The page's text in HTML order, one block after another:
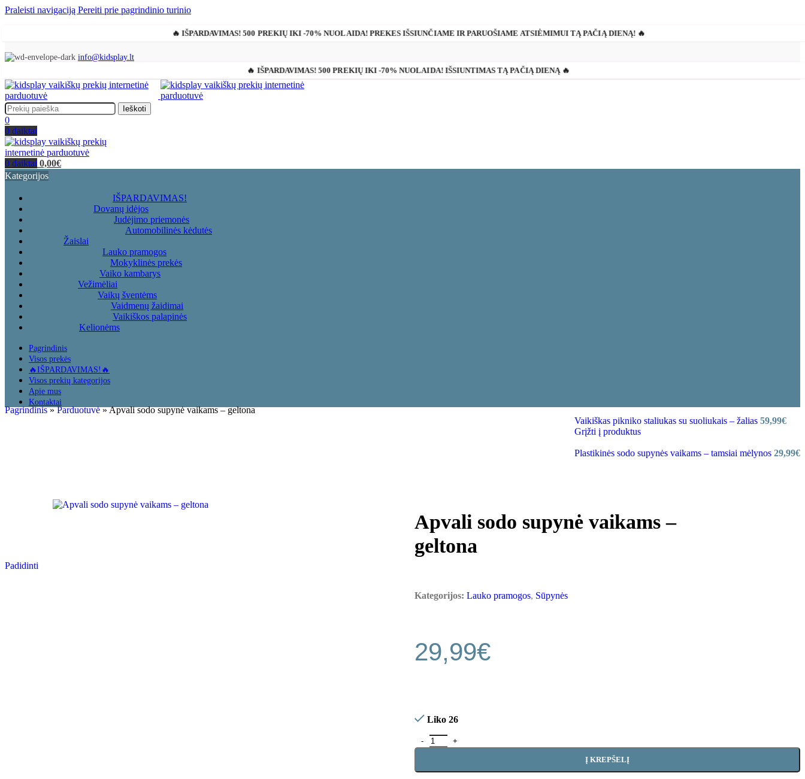
Praleisti navigaciją Pereiti prie pagrindinio turinio
🔥 IŠPARDAVIMAS! 500 PREKIŲ IKI -70% NUOLAIDA! PREKES IŠSIUNČIAME IR PARUOŠIAME ATSIĖMIMUI TĄ PAČIĄ DIENĄ! 🔥
info@kidsplay.lt
🔥 IŠPARDAVIMAS! 500 PREKIŲ IKI -70% NUOLAIDA! IŠSIUNTIMAS TĄ PAČIĄ DIENĄ 🔥
Ieškoti
0
0 daiktai
0 daiktai 0,00€
Kategorijos
IŠPARDAVIMAS!
Dovanų idėjos
Judėjimo priemonės
Automobilinės kėdutės
Žaislai
Lauko pramogos
Mokyklinės prekės
Vaiko kambarys
Vežimėliai
Vaikų šventėms
Vaidmenų žaidimai
Vaikiškos palapinės
Kelionėms
Pagrindinis
Visos prekės
🔥IŠPARDAVIMAS!🔥
Visos prekių kategorijos
Apie mus
Kontaktai
Pagrindinis»Parduotuvė»Apvali sodo supynė vaikams – geltona
Vaikiškas pikniko staliukas su suoliukais – žalias 59,99€
Grįžti į produktus
Plastikinės sodo supynės vaikams – tamsiai mėlynos 29,99€
Padidinti
Apvali sodo supynė vaikams –
geltona
Kategorijos: Lauko pramogos, Sūpynės
29,99€
Liko 26
Į KREPŠELĮ